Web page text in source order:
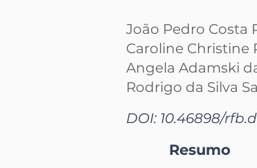
João Pedro Costa
Caroline Christine
Angela Adamski
Rodrigo da Silva
DOI: 10.46898/rfb.
Resumo